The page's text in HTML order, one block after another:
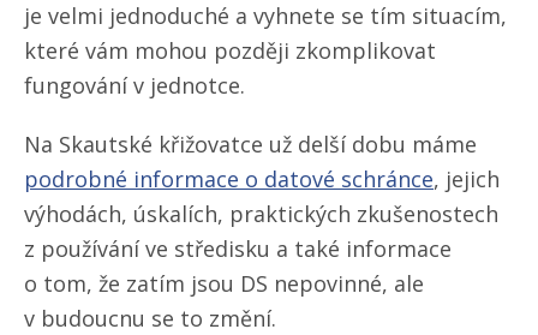
je velmi jednoduché a vyhnete se tím situacím,
které vám mohou později zkomplikovat
fungování v jednotce.
Na Skautské křižovatce už delší dobu máme
podrobné informace o datové schránce, jejich
výhodách, úskalích, praktických zkušenostech
z používání ve středisku a také informace
o tom, že zatím jsou DS nepovinné, ale
v budoucnu se to změní.